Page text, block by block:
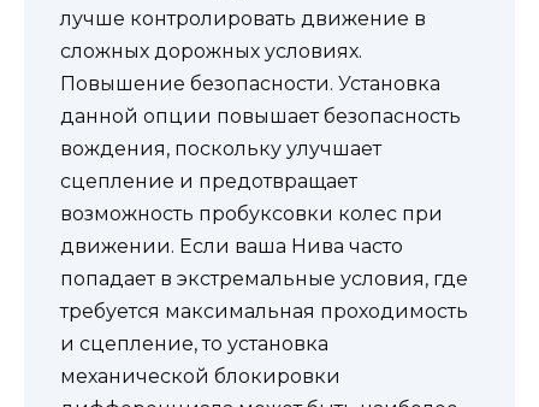
лучше контролировать движение в
сложных дорожных условиях.
Повышение безопасности. Установка
данной опции повышает безопасность
вождения, поскольку улучшает
сцепление и предотвращает
возможность пробуксовки колес при
движении. Если ваша Нива часто
попадает в экстремальные условия, где
требуется максимальная проходимость
и сцепление, то установка
механической блокировки